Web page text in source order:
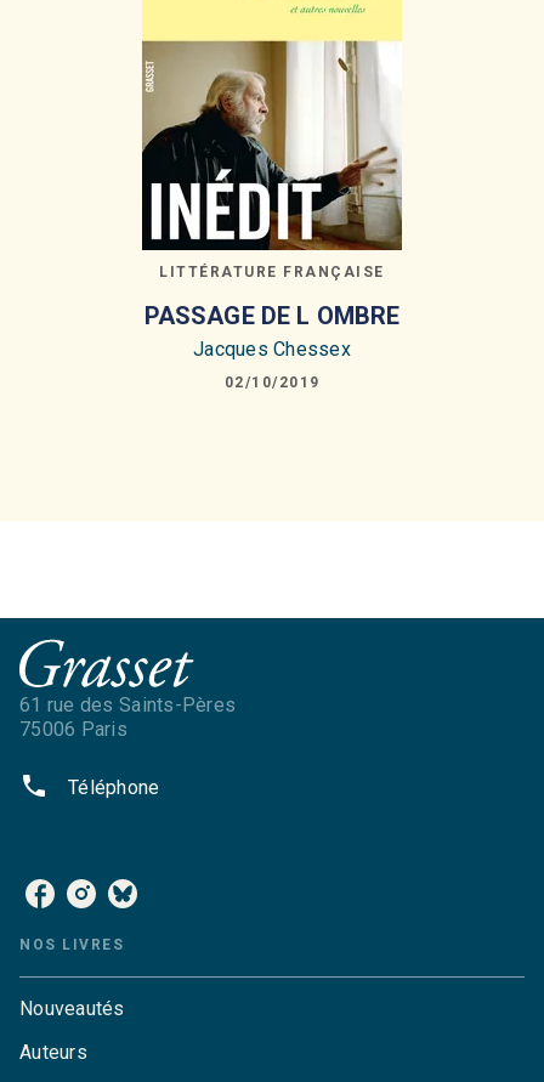
LITTÉRATURE FRANÇAISE
PASSAGE DE L OMBRE
Jacques Chessex
02/10/2019
61 rue des Saints-Pères
75006 Paris
phone Téléphone
NOS LIVRES
Nouveautés
Auteurs